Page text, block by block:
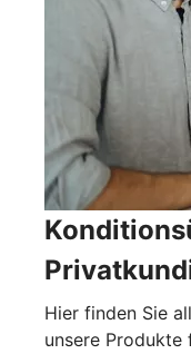
Hier finden Sie
unsere Produkte